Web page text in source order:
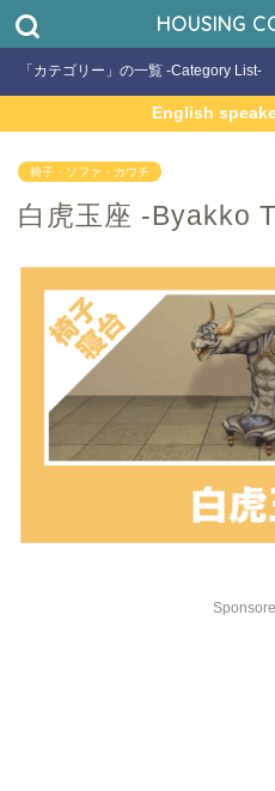
HOUSING
「カテゴリー」の一覧 -Category List-
English
椅子・ソファ・カウチ
白虎玉座 -Byakko